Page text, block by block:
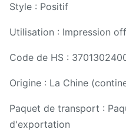
Style : Positif
Utilisation : Impression
Code de HS :
Origine : La Chine
Paquet de transport :
d'exportation